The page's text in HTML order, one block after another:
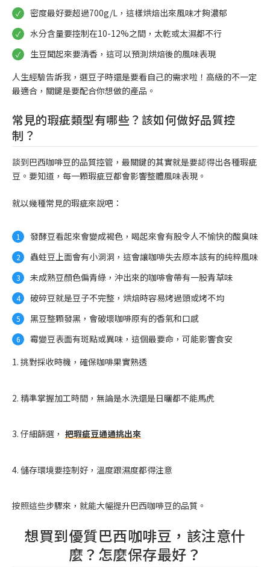
密度最好要超過700g/L，這樣烘焙出來風味才夠濃郁
水分含量要控制在10-12%之間，太乾或太濕都不行
生豆聞起來要清香，這可以預測烘焙後的風味表現
人生經驗告訴我，選豆子時還是要看自己的需求啦！高級的不一定
最適合，關鍵是要配合你想做的產品。
常見的瑕疵類型有哪些？該如何做好品質控
制？
談到巴西咖啡豆的品質控管，最關鍵的其實就是要認得出各種瑕疵
豆。要知道，每一顆瑕疵豆都會影響整體風味表現。
就以幾種常見的瑕疵來說吧：
發酵豆看起來會變成褐色，喝起來會有股令人不愉快的酸臭味
蟲蛀豆上面會有小洞洞，這會讓咖啡失去原本該有的純粹風味
未成熟豆顏色偏青綠，沖出來的咖啡會帶有一股青草味
破碎豆就是豆子不完整，烘焙時容易烤過頭或烤不均
黑豆整顆發黑，會破壞咖啡原有的香氣和口感
霉變豆表面有斑點或異味，這個最要命，可能影響食安
1. 挑對採收時機，確保咖啡果實熟透
2. 精準掌握加工時間，無論是水洗還是日曬都不能馬虎
3. 仔細篩選， 把瑕疵豆通通挑出來
4. 儲存環境要控制好，溫度跟濕度都得注意
按照這些步驟來，就能大幅提升巴西咖啡豆的品質。
想買到優質巴西咖啡豆，該注意什
麼？怎麼保存最好？